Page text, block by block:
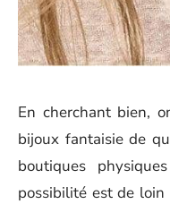
En cherchant bien,
bijoux fantaisie de
boutiques
possibilité est de loin